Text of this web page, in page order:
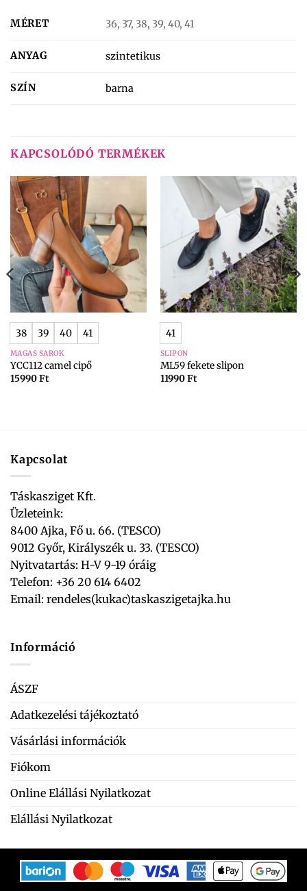
MÉRET 36, 37, 38, 39, 40, 41
ANYAG szintetikus
SZÍN barna
KAPCSOLÓDÓ TERMÉKEK
38 39 40 41
MAGAS SAROK
YCC112 camel cipő
15990Ft
41
SLIPON
ML59 fekete slipon
11990Ft
Kapcsolat
Táskasziget Kft.
Üzleteink:
8400 Ajka, Fő u. 66. (TESCO)
9012 Győr, Királyszék u. 33. (TESCO)
Nyitvatartás: H-V 9-19 óráig
Telefon: +36 20 614 6402
Email: rendeles(kukac)taskaszigetajka.hu
Információ
ÁSZF
Adatkezelési tájékoztató
Vásárlási információk
Fiókom
Online Elállási Nyilatkozat
Elállási Nyilatkozat